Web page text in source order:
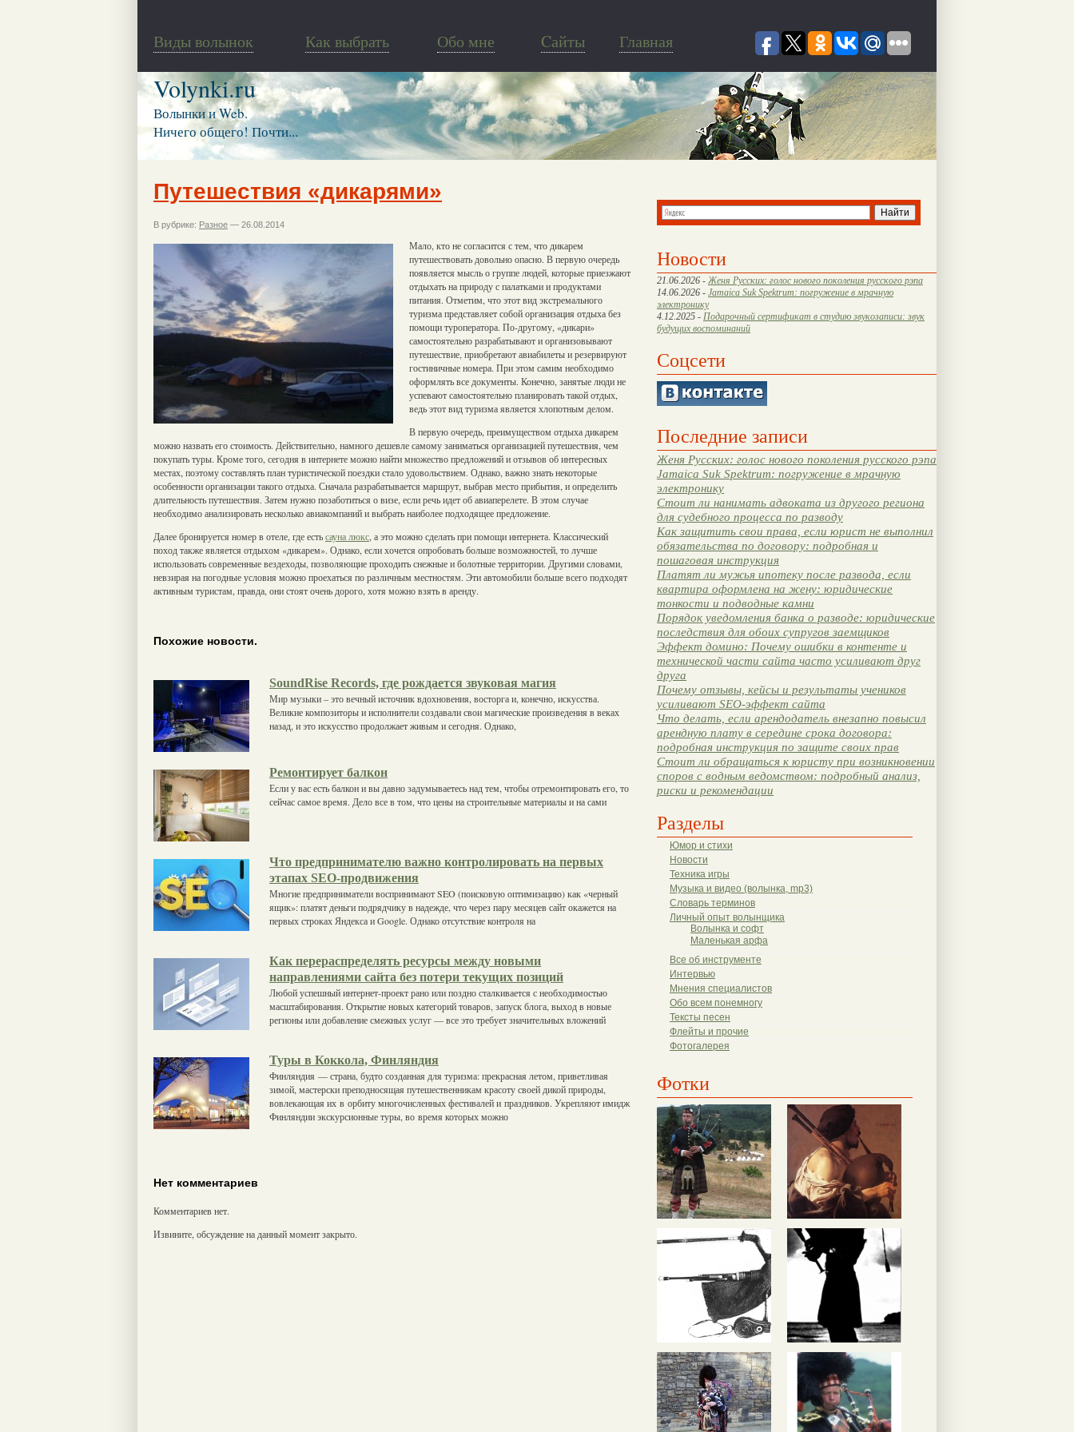
Виды волынок Как выбрать Обо мне Cайты Главная
Volynki.ru
Волынки и Web.
Ничего общего! Почти...
Новости
21.06.2026 - Женя Русских: голос нового поколения русского рэпа
14.06.2026 - Jamaica Suk Spektrum: погружение в мрачную
электронику
4.12.2025 - Подарочный сертификат в студию звукозаписи: звук
будущих воспоминаний
Соцсети
Последние записи
Женя Русских: голос нового поколения русского рэпа
Jamaica Suk Spektrum: погружение в мрачную
электронику
Стоит ли нанимать адвоката из другого региона
для судебного процесса по разводу
Как защитить свои права, если юрист не выполнил
обязательства по договору: подробная и
пошаговая инструкция
Платят ли мужья ипотеку после развода, если
квартира оформлена на жену: юридические
тонкости и подводные камни
Порядок уведомления банка о разводе: юридические
последствия для обоих супругов заемщиков
Эффект домино: Почему ошибки в контенте и
технической части сайта часто усиливают друг
друга
Почему отзывы, кейсы и результаты учеников
усиливают SEO-эффект сайта
Что делать, если арендодатель внезапно повысил
арендную плату в середине срока договора:
подробная инструкция по защите своих прав
Стоит ли обращаться к юристу при возникновении
споров с водным ведомством: подробный анализ,
риски и рекомендации
Разделы
Юмор и стихи
Новости
Техника игры
Музыка и видео (волынка, mp3)
Словарь терминов
Личный опыт волынщика
Волынка и софт
Маленькая арфа
Все об инструменте
Интервью
Мнения специалистов
Обо всем понемногу
Тексты песен
Флейты и прочие
Фотогалерея
Фотки
Путешествия «дикарями»
В рубрике: Разное — 26.08.2014
Мало, кто не согласится с тем, что дикарем
путешествовать довольно опасно. В первую очередь
появляется мысль о группе людей, которые приезжают
отдыхать на природу с палатками и продуктами
питания. Отметим, что этот вид экстремального
туризма представляет собой организация отдыха без
помощи туроператора. По-другому, «дикари»
самостоятельно разрабатывают и организовывают
путешествие, приобретают авиабилеты и резервируют
гостиничные номера. При этом самим необходимо
оформлять все документы. Конечно, занятые люди не
успевают самостоятельно планировать такой отдых,
ведь этот вид туризма является хлопотным делом.
В первую очередь, преимуществом отдыха дикарем
можно назвать его стоимость. Действительно, намного дешевле самому заниматься организацией путешествия, чем
покупать туры. Кроме того, сегодня в интернете можно найти множество предложений и отзывов об интересных
местах, поэтому составлять план туристической поездки стало удовольствием. Однако, важно знать некоторые
особенности организации такого отдыха. Сначала разрабатывается маршрут, выбрав место прибытия, и определить
длительность путешествия. Затем нужно позаботиться о визе, если речь идет об авиаперелете. В этом случае
необходимо анализировать несколько авиакомпаний и выбрать наиболее подходящее предложение.
Далее бронируется номер в отеле, где естьсауна люкс , а это можно сделать при помощи интернета. Классический
поход также является отдыхом «дикарем». Однако, если хочется опробовать больше возможностей, то лучше
использовать современные вездеходы, позволяющие проходить снежные и болотные территории. Другими словами,
невзирая на погодные условия можно проехаться по различным местностям. Эти автомобили больше всего подходят
активным туристам, правда, они стоят очень дорого, хотя можно взять в аренду.
Похожие новости.
SoundRise Records, где рождается звуковая магия
Мир музыки – это вечный источник вдохновения, восторга и, конечно, искусства.
Великие композиторы и исполнители создавали свои магические произведения в веках
назад, и это искусство продолжает живым и сегодня. Однако,
Ремонтирует балкон
Если у вас есть балкон и вы давно задумываетесь над тем, чтобы отремонтировать его, то
сейчас самое время. Дело все в том, что цены на строительные материалы и на сами
Что предпринимателю важно контролировать на первых
этапах SEO-продвижения
Многие предприниматели воспринимают SEO (поисковую оптимизацию) как «черный
ящик»: платят деньги подрядчику в надежде, что через пару месяцев сайт окажется на
первых строках Яндекса и Google. Однако отсутствие контроля на
Как перераспределять ресурсы между новыми
направлениями сайта без потери текущих позиций
Любой успешный интернет-проект рано или поздно сталкивается с необходимостью
масштабирования. Открытие новых категорий товаров, запуск блога, выход в новые
регионы или добавление смежных услуг — все это требует значительных вложений
Туры в Коккола, Финляндия
Финляндия — страна, будто созданная для туризма: прекрасная летом, приветливая
зимой, мастерски преподносящая путешественникам красоту своей дикой природы,
вовлекающая их в орбиту многочисленных фестивалей и праздников. Укрепляют имидж
Финляндии экскурсионные туры, во время которых можно
Нет комментариев
Комментариев нет.
Извините, обсуждение на данный момент закрыто.